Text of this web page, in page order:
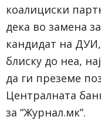
коалициски
дека во замена
кандидат на
блиску до неа,
да ги преземе
Централната
за “Журнал.мк”.